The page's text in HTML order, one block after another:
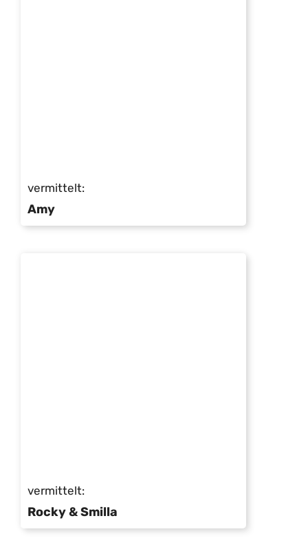
vermittelt:
Amy
vermittelt:
Rocky & Smilla